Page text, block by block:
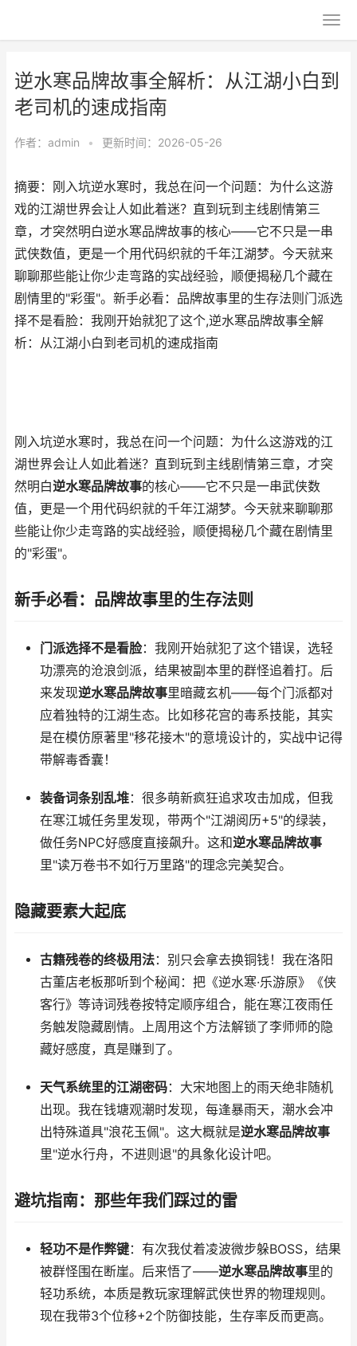
逆水寒品牌故事全解析：从江湖小白到
老司机的速成指南
作者： admin • 更新时间：2026-05-26
摘要：刚入坑逆水寒时，我总在问一个问题：为什么这游
戏的江湖世界会让人如此着迷？直到玩到主线剧情第三
章，才突然明白逆水寒品牌故事的核心——它不只是一串
武侠数值，更是一个用代码织就的千年江湖梦。今天就来
聊聊那些能让你少走弯路的实战经验，顺便揭秘几个藏在
剧情里的"彩蛋"。新手必看：品牌故事里的生存法则门派选
择不是看脸：我刚开始就犯了这个,逆水寒品牌故事全解
析：从江湖小白到老司机的速成指南
刚入坑逆水寒时，我总在问一个问题：为什么这游戏的江
湖世界会让人如此着迷？直到玩到主线剧情第三章，才突
然明白逆水寒品牌故事的核心——它不只是一串武侠数
值，更是一个用代码织就的千年江湖梦。今天就来聊聊那
些能让你少走弯路的实战经验，顺便揭秘几个藏在剧情里
的"彩蛋"。
新手必看：品牌故事里的生存法则
门派选择不是看脸：我刚开始就犯了这个错误，选轻
功漂亮的沧浪剑派，结果被副本里的群怪追着打。后
来发现逆水寒品牌故事里暗藏玄机——每个门派都对
应着独特的江湖生态。比如移花宫的毒系技能，其实
是在模仿原著里"移花接木"的意境设计的，实战中记得
带解毒香囊！
装备词条别乱堆：很多萌新疯狂追求攻击加成，但我
在寒江城任务里发现，带两个"江湖阅历+5"的绿装，
做任务NPC好感度直接飙升。这和逆水寒品牌故事
里"读万卷书不如行万里路"的理念完美契合。
隐藏要素大起底
古籍残卷的终极用法：别只会拿去换铜钱！我在洛阳
古董店老板那听到个秘闻：把《逆水寒·乐游原》《侠
客行》等诗词残卷按特定顺序组合，能在寒江夜雨任
务触发隐藏剧情。上周用这个方法解锁了李师师的隐
藏好感度，真是赚到了。
天气系统里的江湖密码：大宋地图上的雨天绝非随机
出现。我在钱塘观潮时发现，每逢暴雨天，潮水会冲
出特殊道具"浪花玉佩"。这大概就是逆水寒品牌故事
里"逆水行舟，不进则退"的具象化设计吧。
避坑指南：那些年我们踩过的雷
轻功不是作弊键：有次我仗着凌波微步躲BOSS，结果
被群怪围在断崖。后来悟了——逆水寒品牌故事里的
轻功系统，本质是教玩家理解武侠世界的物理规则。
现在我带3个位移+2个防御技能，生存率反而更高。